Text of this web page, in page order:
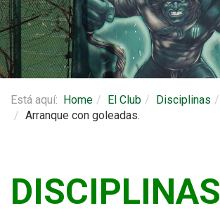
Está aquí: Home El Club Disciplinas
Arranque con goleadas.
DISCIPLINAS